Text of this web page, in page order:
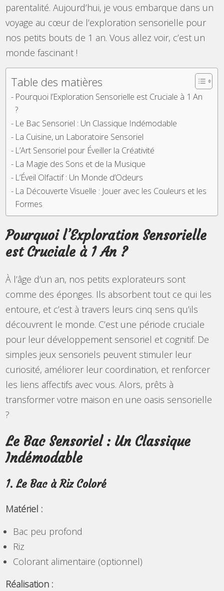
parentalité. Aujourd’hui, je vous embarque dans un
voyage au cœur de l’exploration sensorielle pour
nos petits bouts de 1 an. Vous allez voir, c’est un
monde fascinant !
Table des matières
Pourquoi l’Exploration Sensorielle est Cruciale à 1 An
?
Le Bac Sensoriel : Un Classique Indémodable
La Cuisine, un Laboratoire Sensoriel
L’Art Sensoriel pour Éveiller la Créativité
La Magie des Sons et de la Musique
L’Éveil Olfactif : Un Monde d’Odeurs
La Découverte Visuelle : Jouer avec les Couleurs et les
Formes
Pourquoi l’Exploration Sensorielle
est Cruciale à 1 An ?
À l’âge d’un an, nos petits explorateurs sont
comme des éponges. Ils absorbent tout ce qui les
entoure, et c’est à travers leurs cinq sens qu’ils
découvrent le monde. C’est une période cruciale
pour leur développement sensoriel et cognitif. De
simples jeux sensoriels peuvent stimuler leur
curiosité, améliorer leur coordination, et renforcer
les liens affectifs avec vous. Alors, prêts à
transformer votre maison en une oasis sensorielle
?
Le Bac Sensoriel : Un Classique
Indémodable
1. Le Bac à Riz Coloré
Matériel :
Bac peu profond
Riz
Colorant alimentaire (optionnel)
Réalisation :